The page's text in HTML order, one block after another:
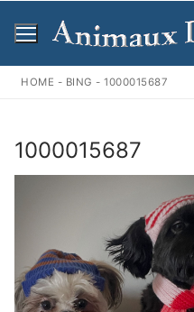
naar
inhoud
HOME - BING -1000015687
1000015687